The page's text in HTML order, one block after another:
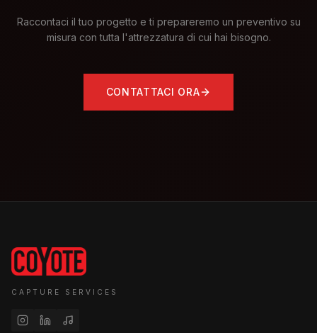
Raccontaci il tuo progetto e ti prepareremo un preventivo su
misura con tutta l'attrezzatura di cui hai bisogno.
CONTATTACI ORA
CAPTURE SERVICES